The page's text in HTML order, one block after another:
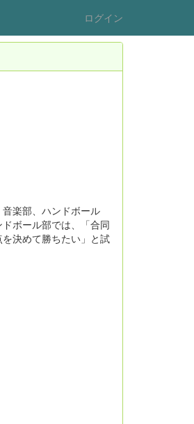
ログイン
楽部、ハンドボール
ボール部では、「合同
決めて勝ちたい」と試